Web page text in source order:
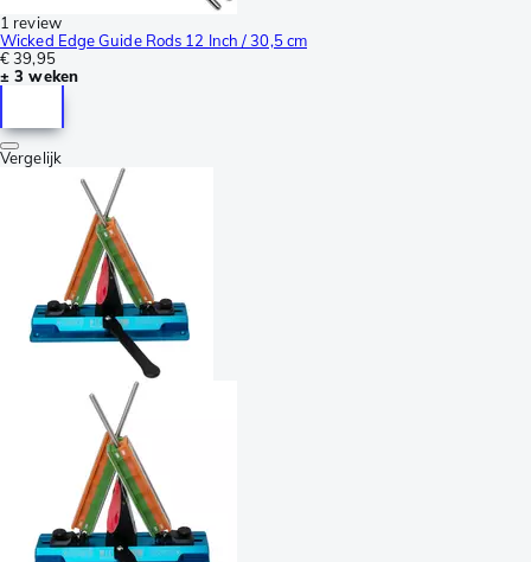
1 review
Wicked Edge Guide Rods 12 Inch / 30,5 cm
€ 39,95
± 3 weken
Vergelijk